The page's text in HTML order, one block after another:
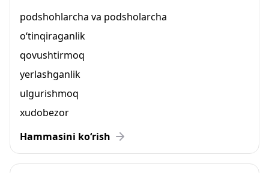
podshohlarcha va podsholarcha
o‘tinqiraganlik
qovushtirmoq
yerlashganlik
ulgurishmoq
xudobezor
Hammasini ko‘rish